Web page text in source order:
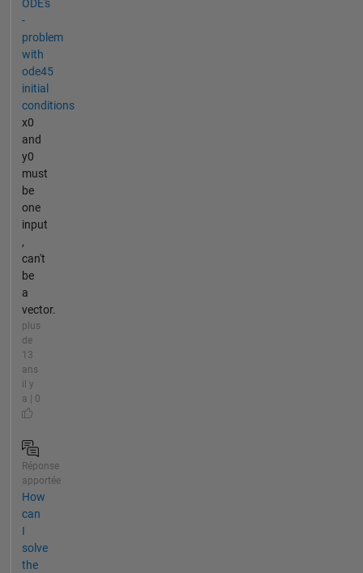
ODE's
-
problem
with
ode45
initial
conditions
x0
and
y0
must
be
one
input
,
can't
be
a
vector.
plus
de
13
ans
il y
a | 0
Réponse
apportée
How
can
I
solve
the